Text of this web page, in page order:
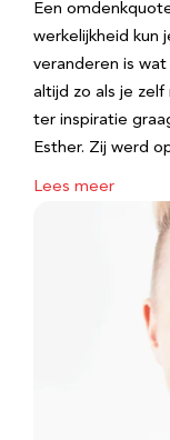
Een
werkelijkheid kun
veranderen is
altijd zo als je
ter inspiratie
Esther. Zij werd
Lees meer